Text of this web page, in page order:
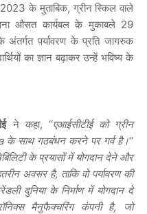
2023 के मुताबिक, ग्रीन स्किल वाले
औसत कार्यबल के मुकाबले 29
अंतर्गत पर्यावरण के प्रति जागरुक
का ज्ञान बढ़ाकर उन्हें भविष्य के
ने कहा, ‘‘एआईसीटीई को ग्रीन
के साथ गठबंधन करने पर गर्व है।’’
के प्रयासों में योगदान देने और
अवसर है, ताकि वो पर्यावरण की
दुनिया के निर्माण में योगदान दे
मैनुफैक्चरिंग कंपनी है, जो